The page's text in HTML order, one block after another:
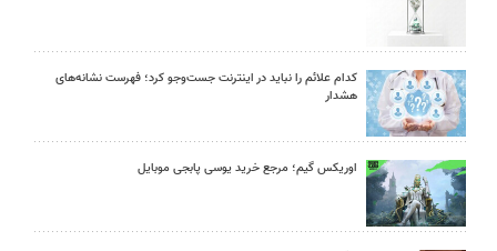
کدام علائم را نباید در اینترنت جست‌وجو کرد؛ فهرست نشانه‌های
هشدار
اوریکس گیم؛ مرجع خرید یوسی پابجی موبایل